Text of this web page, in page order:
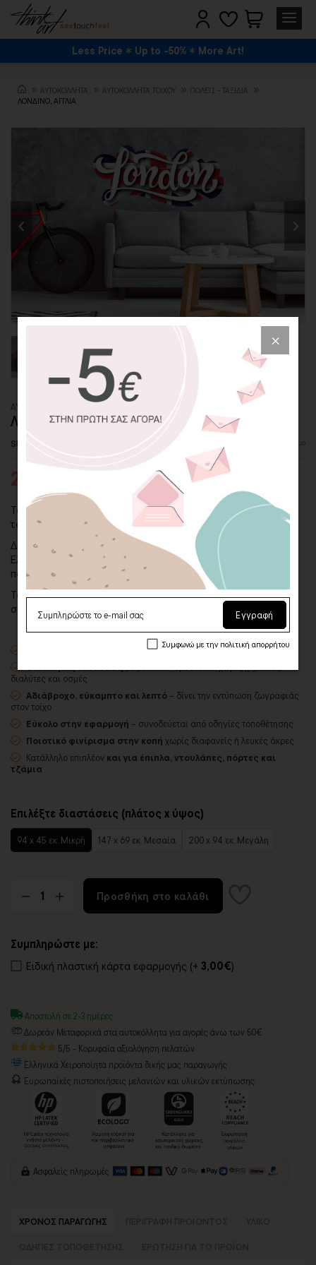
Less Price Up to -50% More Art!
ΑΥΤΟΚΟΛΛΗΤΑ ΑΥΤΟΚΟΛΛΗΤΑ ΤΟΙΧΟΥ
ΠΌΛΕΙΣ - ΤΑΞΊΔΙΑ
ΛΟΝΔΙΝΟ, ΑΓΓΛΙΑ
ΑΥΤΟΚΟΛΛΗΤΟ ΤΟΙΧΟΥ
ΛΟΝΔΙΝΟ, ΑΓΓΛΙΑ
SKU: WLSTC-129-ADH Διαθέσιμο
23,10€
Ταξιδέψτε σε όλο τον κόσμο μέσα από ένα αυτοκόλλητο
τοίχου!
Διάσημα αξιοθέατα όπως ο Παρθενώνας, το άγαλμα της
Ελευθερίας, ο πύργος του Άιφελ, η πυραμίδα του Χέοπα και
πολλά άλλα.
Το αυτοκόλλητα τοίχου "Λονδίνο, Αγγλία" είναι ιδανικό για ένα
σπίτι, γραφείο, εστιατόριο ή ένα ταξιδιωτικό πρακτορείο.
ματ λευκό αυτοκόλλητο βινυλίου
Οικολογική εκτύπωσημε μελάνια νερού latex, χωρίς χημικούς
διαλύτες και οσμές
Αδιάβροχο, εύκαμπτο και λεπτό – δίνει την εντύπωση ζωγραφιάς
στον τοίχο
Εύκολο στην εφαρμογή – συνοδεύεται από οδηγίες τοποθέτησης
Ποιοτικό φινίρισμα στην κοπή χωρίς διαφανείς ή λευκές άκρες
Κατάλληλο επιπλέον και για έπιπλα, ντουλάπες, πόρτες και
τζάμια
Επιλέξτε διαστάσεις (πλάτος x ύψος)
94 x 45 εκ. Μικρή 147 x 69 εκ. Μεσαία 200 x 94 εκ. Μεγάλη
Προσθήκη στο καλάθι
Συμπληρώστε με:
Ειδική πλαστική κάρτα εφαρμογής (+ 3,00€)
Αποστολή σε 2-3 ημέρες
Δωρεάν Μεταφορικά στα αυτοκόλλητα για αγορές άνω των 50€
5/5 - Κορυφαία αξιολόγηση πελατών
Ελληνικά Χειροποίητα προϊόντα δικής μας παραγωγής
Ευρωπαϊκές πιστοποιήσεις μελανιών και υλικών εκτύπωσης:
Ασφαλείς πληρωμές
ΧΡΟΝΟΣ ΠΑΡΑΓΩΓΗΣ
Εγγραφή
Συμφωνώ με την πολιτική απορρήτου